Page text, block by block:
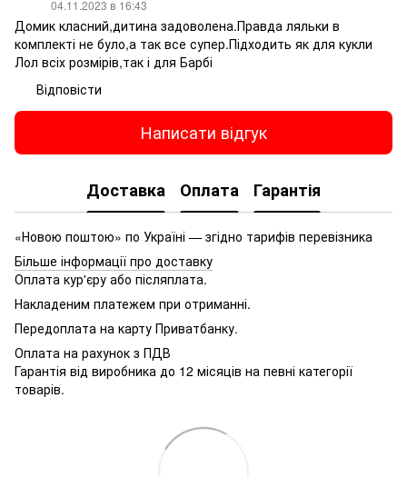
04.11.2023 в 16:43
Домик класний,дитина задоволена.Правда ляльки в
комплекті не було,а так все супер.Підходить як для кукли
Лол всіх розмірів,так і для Барбі
Відповісти
Написати відгук
Доставка Оплата Гарантія
«Новою поштою» по Україні — згідно тарифів перевізника
Більше інформації про доставку
Оплата кур'єру або післяплата.
Накладеним платежем при отриманні.
Передоплата на карту Приватбанку.
Оплата на рахунок з ПДВ
Гарантія від виробника до 12 місяців на певні категорії
товарів.